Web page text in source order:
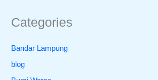
Categories
Bandar Lampung
blog